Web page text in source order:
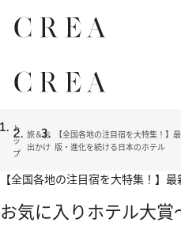
ト
ッ
プ
旅＆お
出かけ
【全国各地の注目宿を大特集！】
版・進化を続ける日本のホテル
【全国各地の注目宿を大特集！】
お気に入りホテル大